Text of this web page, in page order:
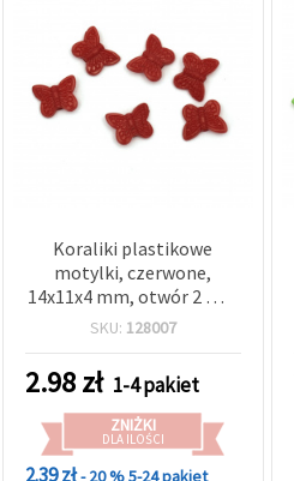
Koraliki plastikowe
motylki, czerwone,
14x11x4 mm, otwór 2 mm
– 20 g (~80 szt.) do
SKU: 128007
2.98zł 1-4 pakiet
ZNIŻKI
DLA ILOŚCI
2.39 zł- 20 %5-24 pakiet